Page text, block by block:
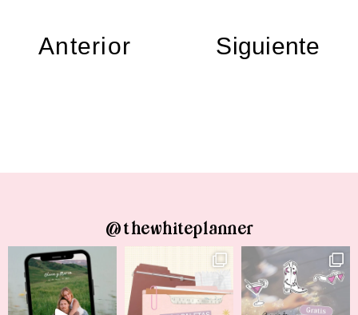
Anterior Siguiente
@thewhiteplanner